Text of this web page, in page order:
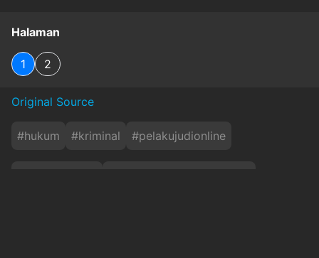
Halaman
1 2
Original Source
#hukum #kriminal #pelakujudionline